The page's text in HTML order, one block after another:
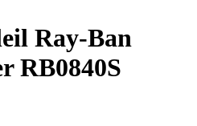
Ray-Ban
RB0840S